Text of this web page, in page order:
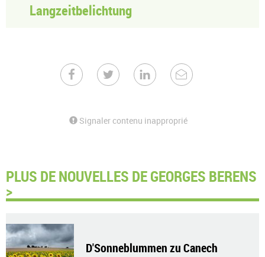
Langzeitbelichtung
Signaler contenu inapproprié
PLUS DE NOUVELLES DE GEORGES BERENS
>
D'Sonneblummen zu Canech